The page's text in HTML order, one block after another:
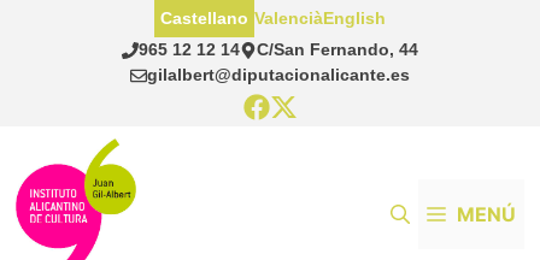
965 12 12 14
C/San Fernando, 44
gilalbert@diputacionalicante.es
Castellano ValenciàEnglish
MENÚ